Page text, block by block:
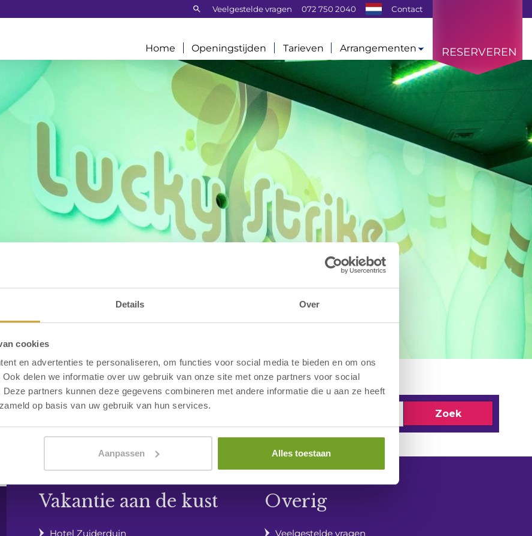
Details Over
cookies
en advertenties te personaliseren, om functies voor social media te bieden en om ons
delen we informatie over uw gebruik van onze site met onze partners voor social
partners kunnen deze gegevens combineren met andere informatie die u aan ze heeft
op basis van uw gebruik van hun services.
Aanpassen Alles toestaan
Zoeken:Veelgestelde vragen 072 750 2040 Contact
Home Openingstijden Tarieven Arrangementen RESERVEREN
Zoek
Vakantie aan de kust
Hotel Zuiderduin
Overig
Veelgestelde vragen